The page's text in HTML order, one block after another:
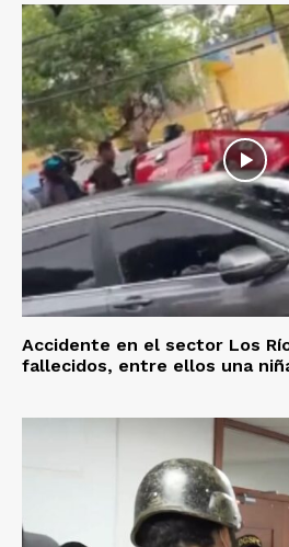
Accidente en el sector Los
fallecidos, entre ellos una